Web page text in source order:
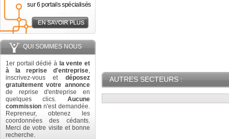
sur 6 portails spécialisés
QUI SOMMES NOUS
1er portail dédié à la vente et
à la reprise d'entreprise,
inscrivez-vous et déposez
gratuitement votre annonce
de reprise d'entreprise en
quelques clics. Aucune
commission n'est demandée.
Repreneur, obtenez les
coordonnées des cédants.
Merci de votre visite et bonne
recherche.
AUTRES SECTEURS :